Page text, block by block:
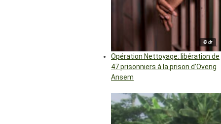
© dr
Opération Nettoyage: libération de
47 prisonniers à la prison d’Oveng
Ansem